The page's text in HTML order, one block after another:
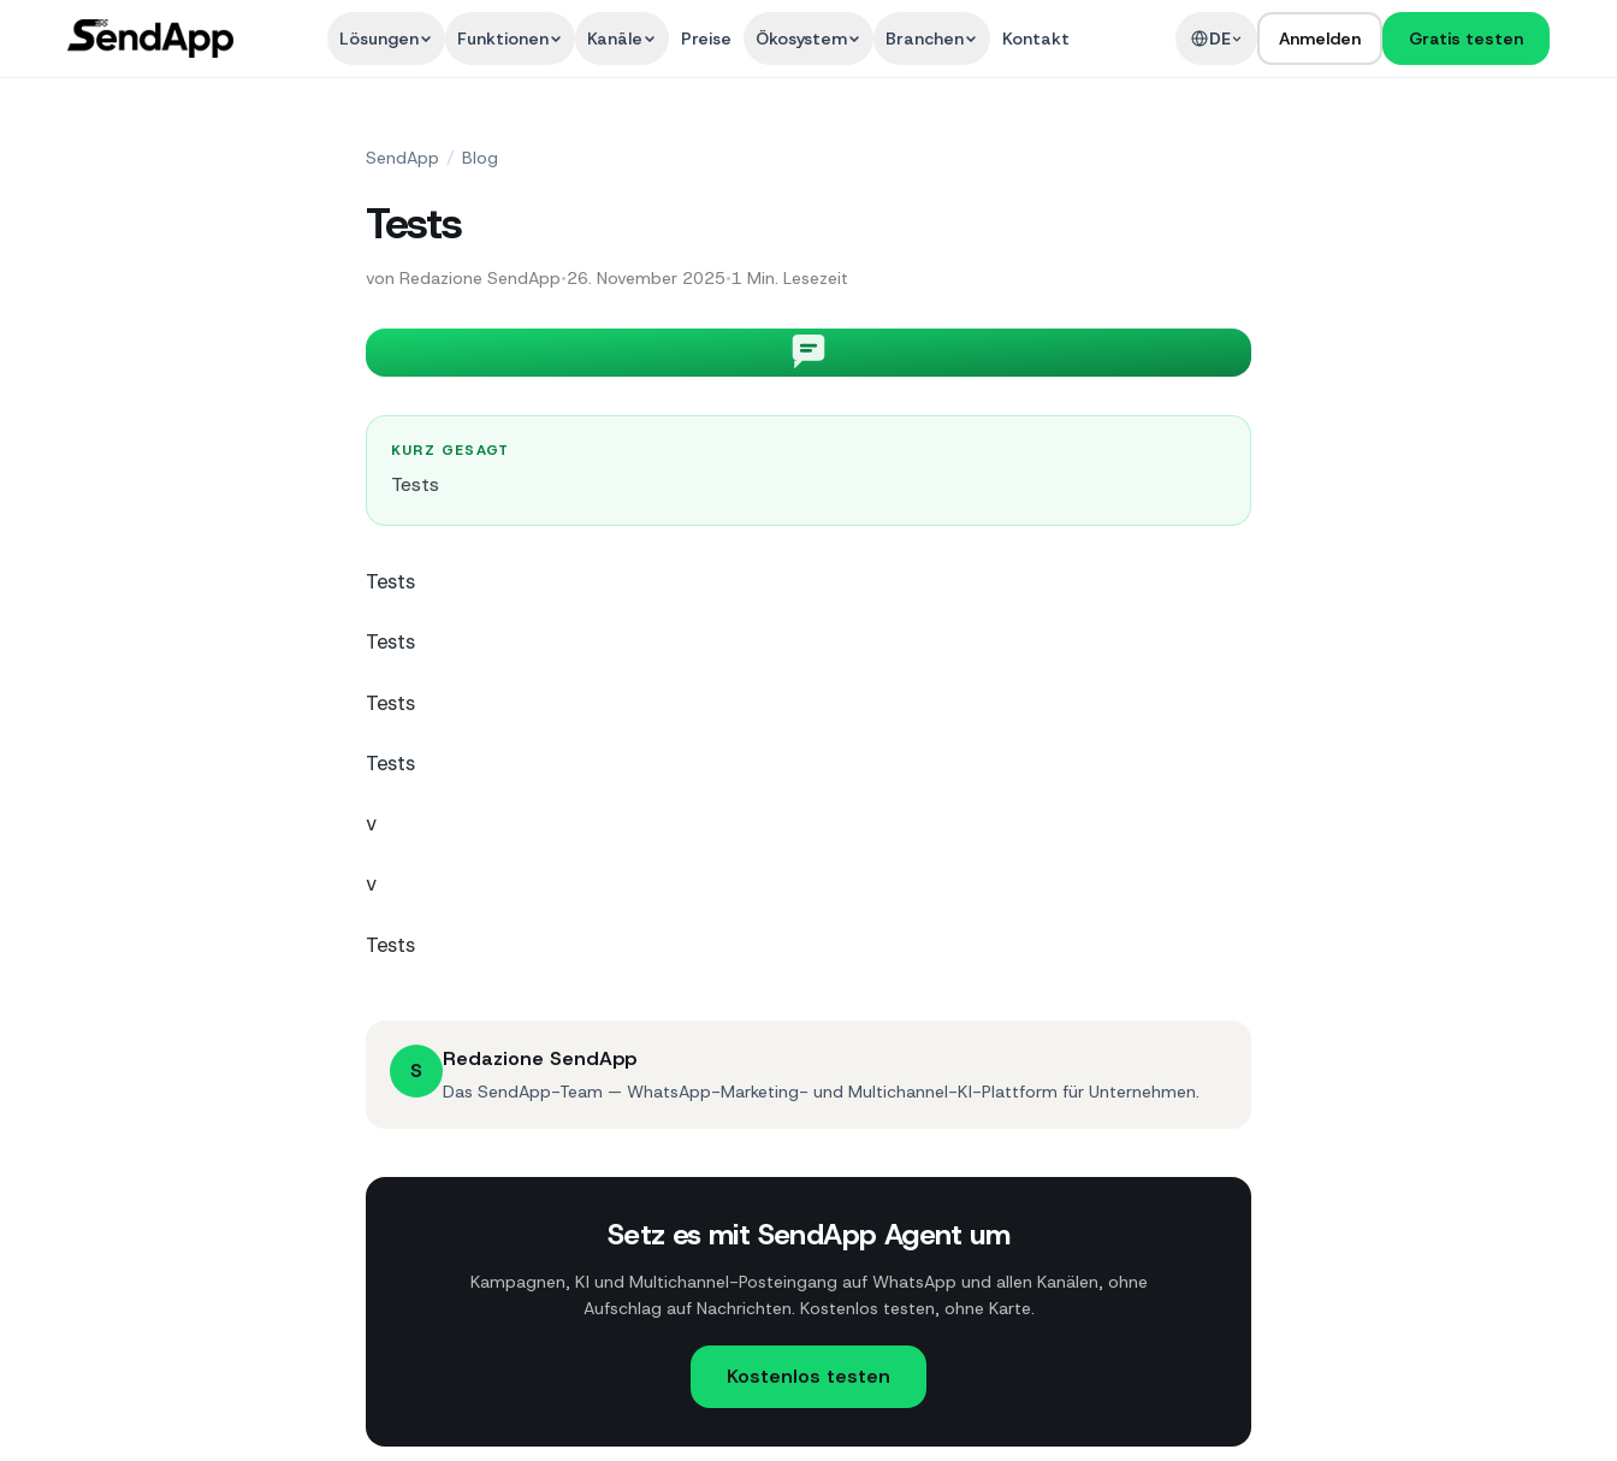
Lösungen Funktionen Kanäle Preise Ökosystem Branchen Kontakt DE Anmelden Gratis testen
SendApp / Blog
Tests
von Redazione SendApp•26. November 2025•1 Min. Lesezeit
KURZ GESAGT
Tests
Tests
Tests
Tests
Tests
v
v
Tests
S Redazione SendApp
Das SendApp-Team — WhatsApp-Marketing- und Multichannel-KI-Plattform für Unternehmen.
Setz es mit SendApp Agent um
Kampagnen, KI und Multichannel-Posteingang auf WhatsApp und allen Kanälen, ohne
Aufschlag auf Nachrichten. Kostenlos testen, ohne Karte.
Kostenlos testen